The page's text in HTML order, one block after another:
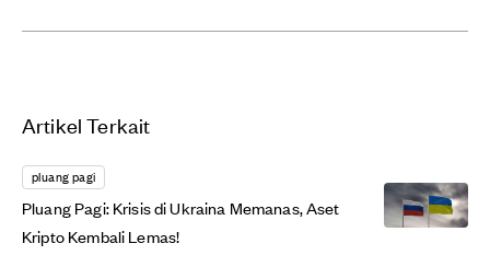
Artikel Terkait
pluang pagi
Pluang Pagi: Krisis di Ukraina Memanas, Aset
Kripto Kembali Lemas!